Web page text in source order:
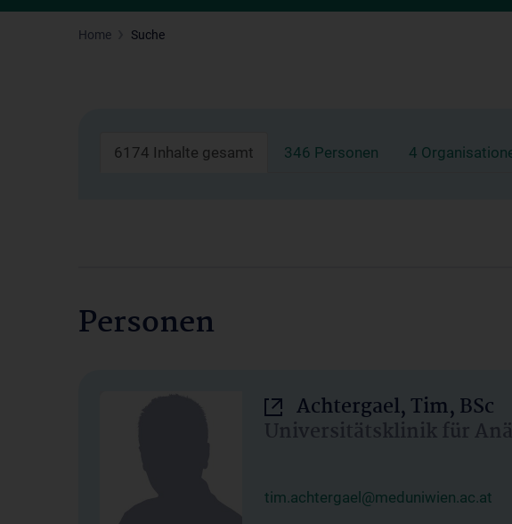
Home Suche
6174 Inhalte gesamt 346 Personen 4
Personen
Achtergael, Tim, BSc
Universitätsklinik für
tim.achtergael@meduniwien.ac.at